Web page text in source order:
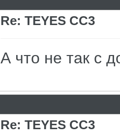
Re: TEYES CC3
А что не так с
Re: TEYES CC3